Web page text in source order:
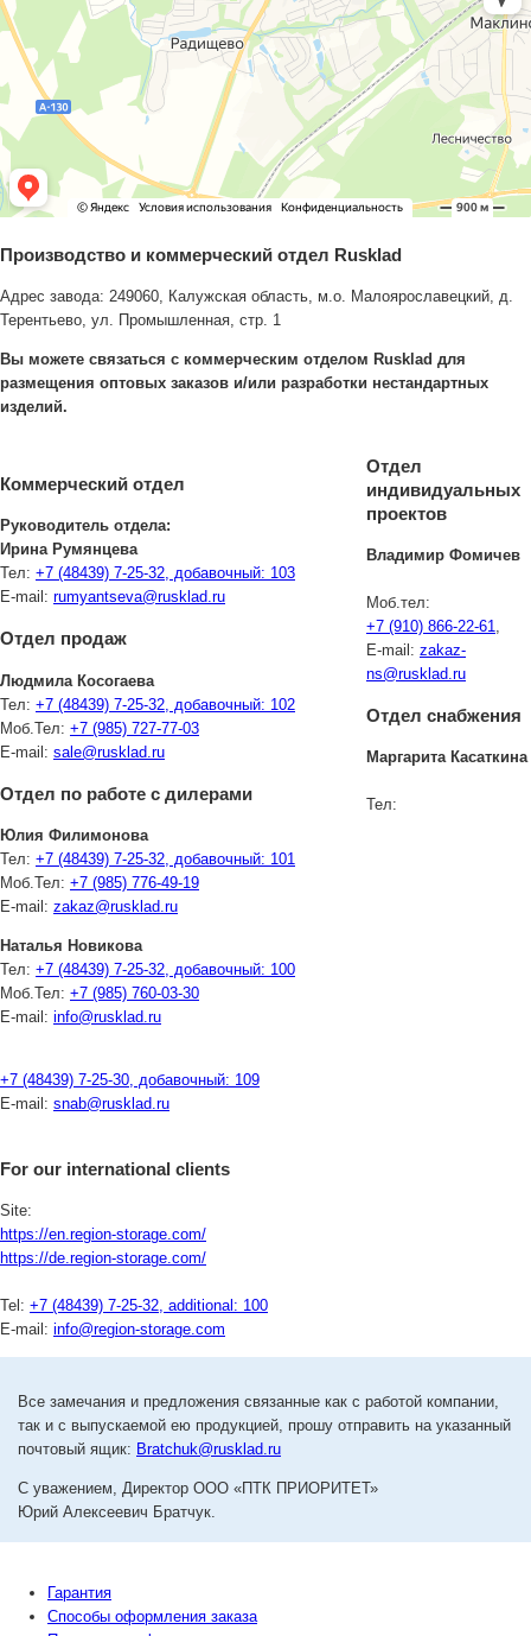
Производство и коммерческий отдел Rusklad
Адрес завода: 249060 Калужская область м.о. Малоярославецкий, д.
Терентьево ул. Промышленная, стр. 1
Вы можете связаться с коммерческим отделом Rusklad для
размещения оптовых заказов и/или разработки нестандартных
изделий.
Коммерческий отдел
Руководитель отдела:
Ирина Румянцева
Тел: +7 (48439) 7-25-32, добавочный: 103
E-mail: rumyantseva@rusklad.ru
Отдел продаж
Людмила Косогаева
Тел: +7 (48439) 7-25-32, добавочный: 102
Моб.Тел: +7 (985) 727-77-03
E-mail: sale@rusklad.ru
Отдел по работе с дилерами
Юлия Филимонова
Тел: +7 (48439) 7-25-32, добавочный: 101
Моб.Тел: +7 (985) 776-49-19
E-mail: zakaz@rusklad.ru
Наталья Новикова
Тел: +7 (48439) 7-25-32, добавочный: 100
Моб.Тел: +7 (985) 760-03-30
E-mail: info@rusklad.ru
Отдел
индивидуальных
проектов
Владимир Фомичев
Моб.тел:
+7 (910) 866-22-61
E-mail: zakaz-
ns@rusklad.ru
Отдел снабжения
Маргарита Касаткина
Тел:
+7 (48439) 7-25-30, добавочный: 109
E-mail: snab@rusklad.ru
For our international clients
Site:
https://en.region-storage.com/
https://de.region-storage.com/
Tel: +7 (48439) 7-25-32, additional: 100
E-mail: info@region-storage.com
Все замечания и предложения связанные как с работой компании,
так и с выпускаемой ею продукцией, прошу отправить на указанный
почтовый ящик: Bratchuk@rusklad.ru
С уважением, Директор ООО «ПТК ПРИОРИТЕТ»
Юрий Алексеевич Братчук.
Гарантия
Способы оформления заказа